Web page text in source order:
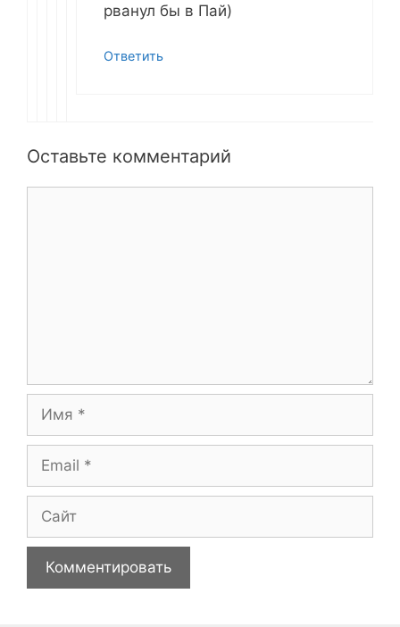
рванул бы в Пай)
Ответить
Оставьте комментарий